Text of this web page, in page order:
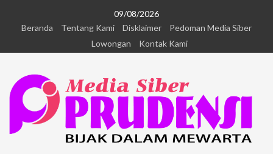
09/08/2026
Beranda
Tentang Kami Disklaimer
Pedoman Media Siber
Lowongan
Kontak Kami